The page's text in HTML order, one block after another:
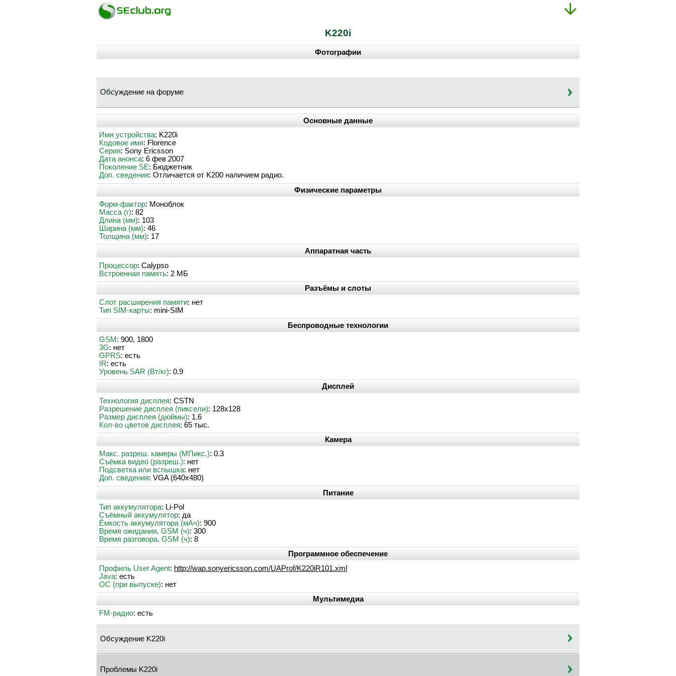
K220i
Фотографии
Обсуждение на форуме
Основные данные
Имя устройства: K220i
Кодовое имя: Florence
Серия: Sony Ericsson
Дата анонса: 6 фев 2007
Поколение SE: Бюджетник
Доп. сведения: Отличается от K200 наличием радио.
Физические параметры
Форм-фактор: Моноблок
Масса (г): 82
Длина (мм): 103
Ширина (мм): 46
Толщина (мм): 17
Аппаратная часть
Процессор: Calypso
Встроенная память: 2 МБ
Разъёмы и слоты
Слот расширения памяти: нет
Тип SIM-карты: mini-SIM
Беспроводные технологии
GSM : 900, 1800
3G: нет
GPRS: есть
IR: есть
Уровень SAR (Вт/кг): 0.9
Дисплей
Технология дисплея: CSTN
Разрешение дисплея (пиксели): 128x128
Размер дисплея (дюймы): 1.6
Кол-во цветов дисплея: 65 тыс.
Камера
Макс. разреш. камеры (МПикс.): 0.3
Съёмка видео (разреш.): нет
Подсветка или вспышка: нет
Доп. сведения: VGA (640x480)
Питание
Тип аккумулятора: Li-Pol
Съёмный аккумулятор: да
Ёмкость аккумулятора (мАч): 900
Время ожидания, GSM (ч): 300
Время разговора, GSM (ч): 8
Программное обеспечение
Профиль User Agent: http://wap.sonyericsson.com/UAProf/K220iR101.xml
Java: есть
ОС (при выпуске): нет
Мультимедиа
FM-радио: есть
Обсуждение K220i
Проблемы K220i